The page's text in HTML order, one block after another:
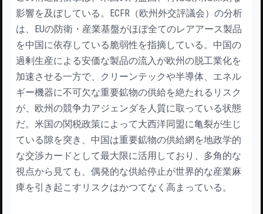
影響を及ぼしている。ECFR（欧州外交評議会）の分析
は、EUの防衛・産業基盤がほぼ全てのレアアース製品
を中国に依存している脆弱性を指摘している。中国の
過剰生産による安価な製品の流入が欧州の脱工業化を
加速させる一方で、クリーンテックや半導体、エネル
ギー機器に不可欠な重要鉱物の供給を絶たれるリスク
が、欧州の競争力アジェンダを人質に取っている状態
だ。米国の関税政策によって大西洋同盟に亀裂が生じ
ている隙を突き、中国は重要鉱物の供給網を地政学的
な交渉カードとして最大限に活用しており、多角的な
視点から見ても、偶発的な供給停止が世界的な産業麻
痺を引き起こすリスクはかつてなく高まっている。